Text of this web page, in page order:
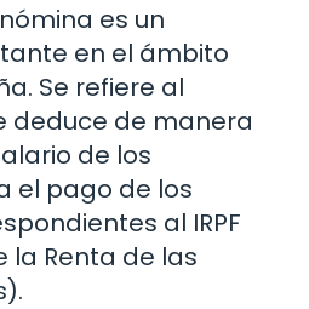
es un
en el ámbito
Se refiere al
deduce de manera
de los
el pago de los
al IRPF
la Renta de las